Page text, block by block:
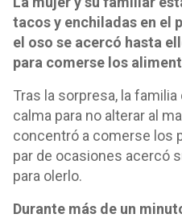
tacos y enchiladas en el
el oso se acercó hasta
para comerse los
Tras la sorpresa, la
calma para no alterar al
concentró a comerse los
par de ocasiones acercó
para olerlo.
Durante más de un